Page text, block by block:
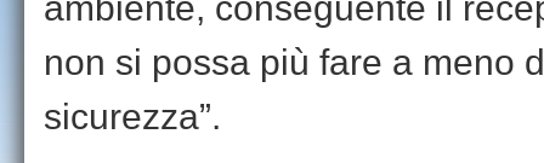
non si possa più fare a meno
sicurezza”.